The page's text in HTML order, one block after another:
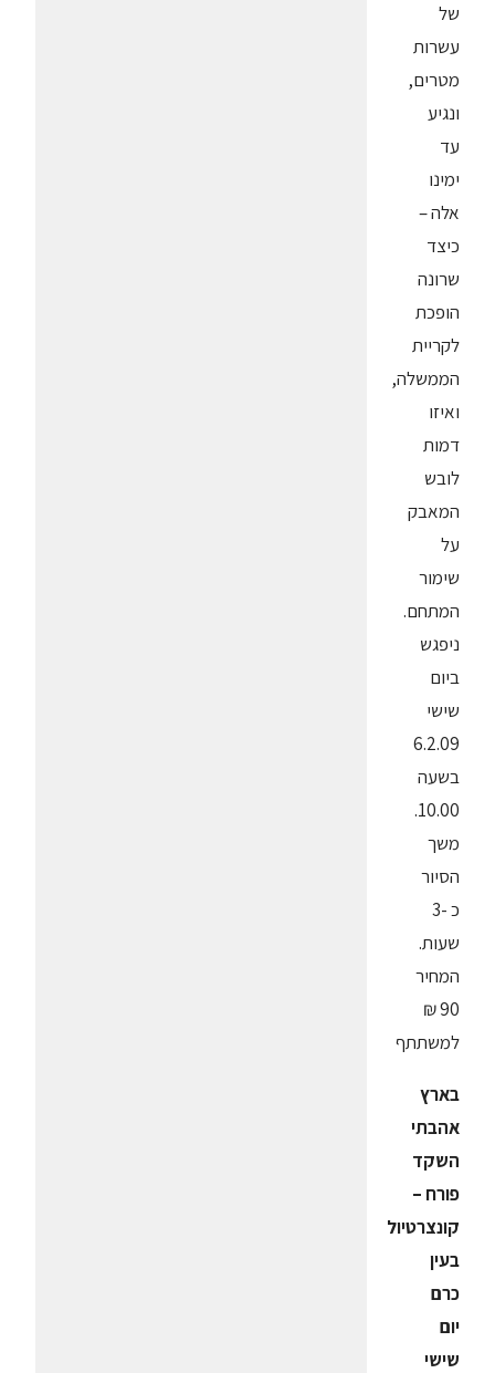
של
עשרות
מטרים,
ונגיע
עד
ימינו
אלה –
כיצד
שרונה
הופכת
לקריית
הממשלה,
ואיזו
דמות
לובש
המאבק
על
שימור
המתחם.
ניפגש
ביום
שישי
6.2.09
בשעה
10.00.
משך
הסיור
כ -3
שעות.
המחיר
90 ₪
למשתתף
בארץ
אהבתי
השקד
פורח –
קונצרטיול
בעין
כרם
יום
שישי